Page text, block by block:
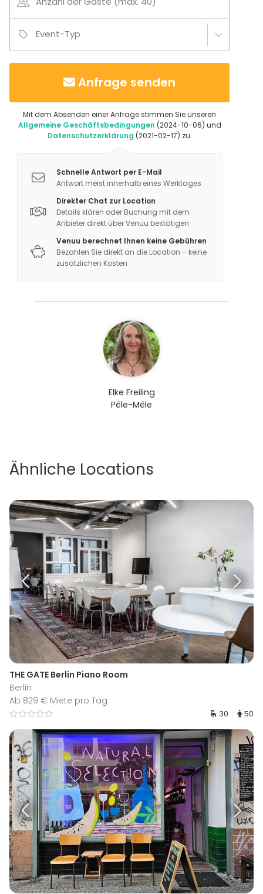
Event-Typ
Anfrage senden
Mit dem Absenden einer Anfrage stimmen Sie unseren
Allgemeine Geschäftsbedingungen (2024-10-06) und
Datenschutzerklärung (2021-02-17) zu.
Schnelle Antwort per E-Mail
Antwort meist innerhalb eines Werktages
Direkter Chat zur Location
Details klären oder Buchung mit dem
Anbieter direkt über Venuu bestätigen
Venuu berechnet Ihnen keine Gebühren
Bezahlen Sie direkt an die Location – keine
zusätzlichen Kosten
Elke Freiling
Pêle-Mêle
Ähnliche Locations
THE GATE Berlin Piano Room
Berlin
Ab 829 € Miete pro Tag
30 50